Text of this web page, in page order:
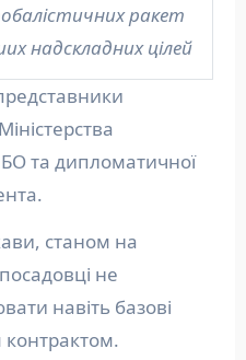
ракет
надскладних цілей
та дипломатичної
станом на
не
навіть базові